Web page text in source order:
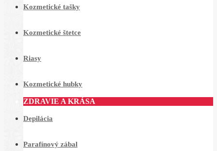
Kozmetické tašky
Kozmetické štetce
Riasy
Kozmetické hubky
ZDRAVIE A KRÁSA
Depilácia
Parafínový zábal